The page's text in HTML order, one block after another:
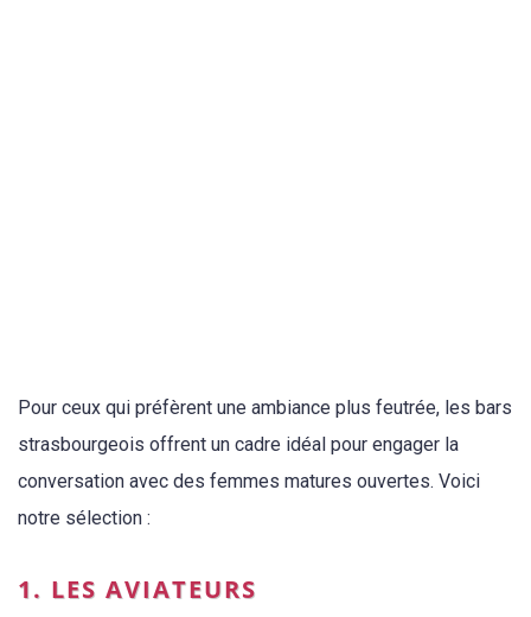
Pour ceux qui préfèrent une ambiance plus feutrée, les bars
strasbourgeois offrent un cadre idéal pour engager la
conversation avec des femmes matures ouvertes. Voici
notre sélection :
1. LES AVIATEURS